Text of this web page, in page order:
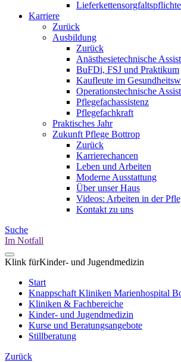
Karriere
Zurück
Ausbildung
Zurück
Anästhesietechnische
BuFDi, FSJ und Praktikum
Kaufleute im
Operationstechnische
Pflegefachassistenz
Pflegefachkraft
Praktisches Jahr
Zukunft Pflege Bottrop
Zurück
Karrierechancen
Leben und Arbeiten
Moderne Ausstattung
Über unser Haus
Videos: Arbeiten in der
Kontakt zu uns
Suche
Im Notfall
Klink fürKinder- und Jugendmedizin
Start
Knappschaft Kliniken Marienhospital
Kliniken & Fachbereiche
Kinder- und Jugendmedizin
Kurse und Beratungsangebote
Stillberatung
Zurück